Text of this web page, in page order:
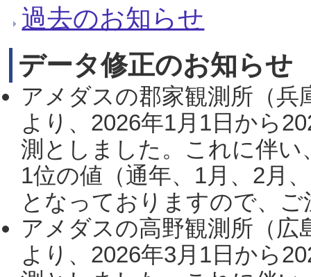
過去のお知らせ
データ修正のお知らせ
アメダスの郡家観測所（
より、2026年1月1日から
測としました。これに伴い
1位の値（通年、1月、2月
となっておりますので、
アメダスの高野観測所（
より、2026年3月1日から